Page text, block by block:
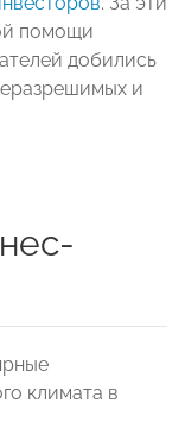
помощи
добились
и
климата в